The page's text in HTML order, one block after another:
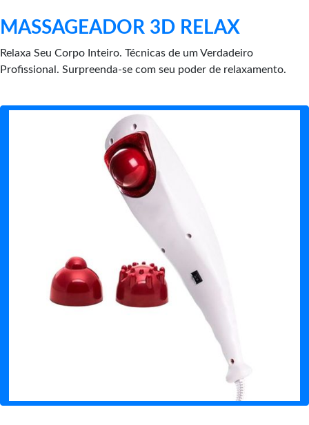
MASSAGEADOR 3D RELAX
Relaxa Seu Corpo Inteiro. Técnicas de um Verdadeiro
Profissional. Surpreenda-se com seu poder de relaxamento.